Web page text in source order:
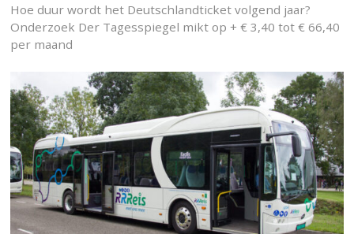
Hoe duur wordt het Deutschlandticket volgend jaar?
Onderzoek Der Tagesspiegel mikt op + € 3,40 tot € 66,40
per maand